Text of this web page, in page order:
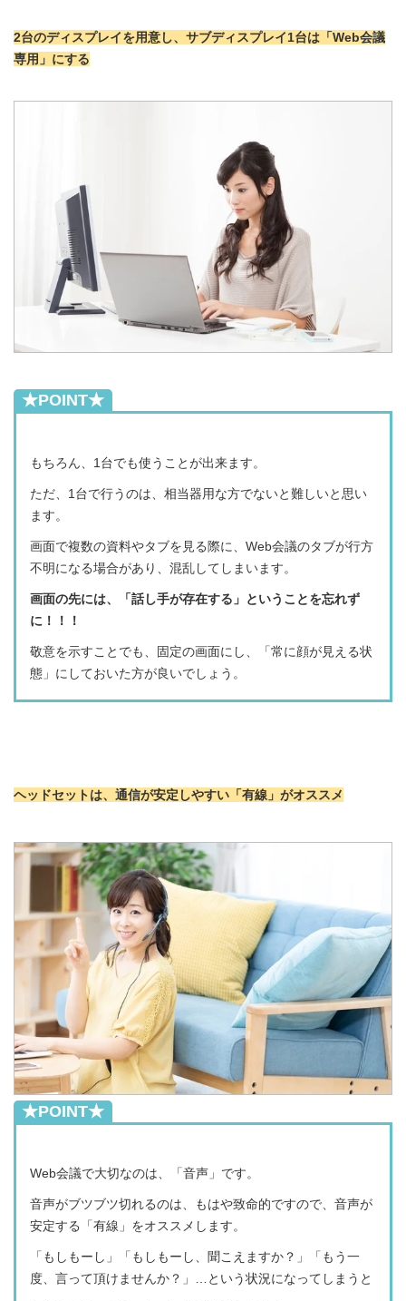
2台のディスプレイを用意し、サブディスプレイ1台は「Web会議
専用」にする
★POINT★
もちろん、1台でも使うことが出来ます。
ただ、1台で行うのは、相当器用な方でないと難しいと思い
ます。
画面で複数の資料やタブを見る際に、Web会議のタブが行方
不明になる場合があり、混乱してしまいます。
画面の先には、「話し手が存在する」ということを忘れず
に！！！
敬意を示すことでも、固定の画面にし、「常に顔が見える状
態」にしておいた方が良いでしょう。
ヘッドセットは、通信が安定しやすい「有線」がオススメ
★POINT★
Web会議で大切なのは、「音声」です。
音声がブツブツ切れるのは、もはや致命的ですので、音声が
安定する「有線」をオススメします。
「もしもーし」「もしもーし、聞こえますか？」「もう一
度、言って頂けませんか？」…という状況になってしまうと